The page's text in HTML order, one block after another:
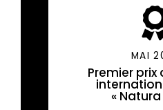
MAI
Premier
«